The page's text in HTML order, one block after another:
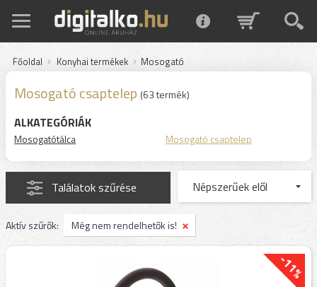
Főoldal Konyhai termékek Mosogató
Mosogató csaptelep (63 termék)
ALKATEGÓRIÁK
Mosogatótálca Mosogató csaptelep
Találatok szűrése
Aktív szűrők: Még nem rendelhetők is!
-11%